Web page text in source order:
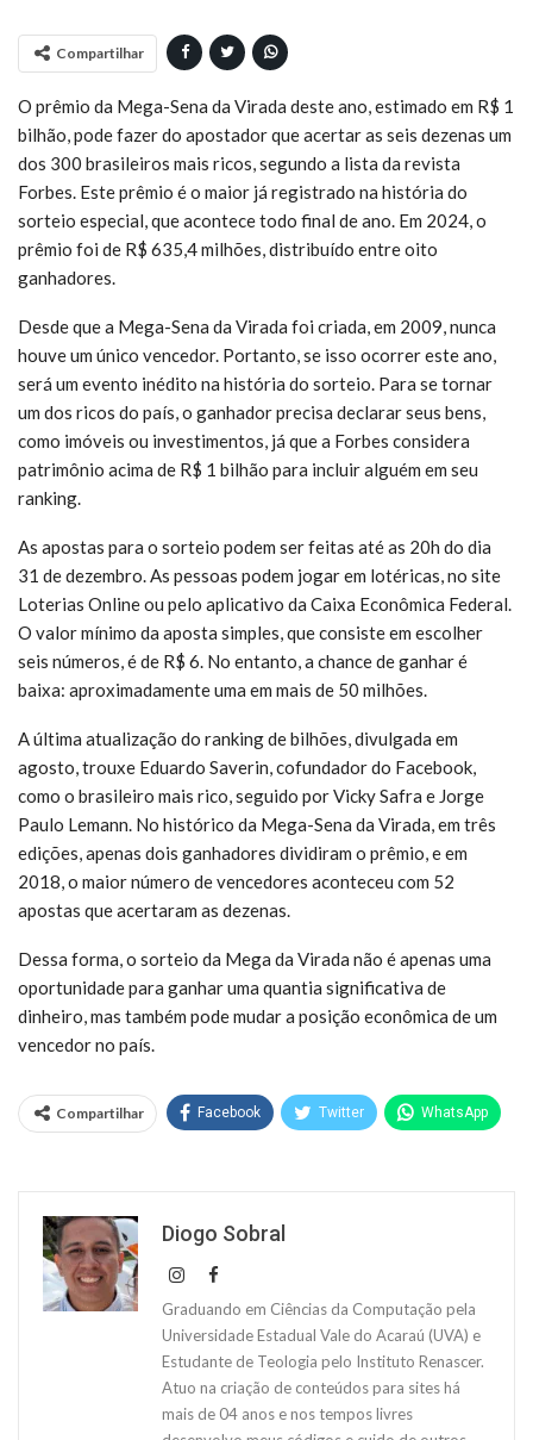
Compartilhar
O prêmio da Mega-Sena da Virada deste ano, estimado em R$ 1
bilhão, pode fazer do apostador que acertar as seis dezenas um
dos 300 brasileiros mais ricos, segundo a lista da revista
Forbes. Este prêmio é o maior já registrado na história do
sorteio especial, que acontece todo final de ano. Em 2024, o
prêmio foi de R$ 635,4 milhões, distribuído entre oito
ganhadores.
Desde que a Mega-Sena da Virada foi criada, em 2009, nunca
houve um único vencedor. Portanto, se isso ocorrer este ano,
será um evento inédito na história do sorteio. Para se tornar
um dos ricos do país, o ganhador precisa declarar seus bens,
como imóveis ou investimentos, já que a Forbes considera
patrimônio acima de R$ 1 bilhão para incluir alguém em seu
ranking.
As apostas para o sorteio podem ser feitas até as 20h do dia
31 de dezembro. As pessoas podem jogar em lotéricas, no site
Loterias Online ou pelo aplicativo da Caixa Econômica Federal.
O valor mínimo da aposta simples, que consiste em escolher
seis números, é de R$ 6. No entanto, a chance de ganhar é
baixa: aproximadamente uma em mais de 50 milhões.
A última atualização do ranking de bilhões, divulgada em
agosto, trouxe Eduardo Saverin, cofundador do Facebook,
como o brasileiro mais rico, seguido por Vicky Safra e Jorge
Paulo Lemann. No histórico da Mega-Sena da Virada, em três
edições, apenas dois ganhadores dividiram o prêmio, e em
2018, o maior número de vencedores aconteceu com 52
apostas que acertaram as dezenas.
Dessa forma, o sorteio da Mega da Virada não é apenas uma
oportunidade para ganhar uma quantia significativa de
dinheiro, mas também pode mudar a posição econômica de um
vencedor no país.
Compartilhar Facebook Twitter WhatsApp
Diogo Sobral
Graduando em Ciências da Computação pela
Universidade Estadual Vale do Acaraú (UVA) e
Estudante de Teologia pelo Instituto Renascer.
Atuo na criação de conteúdos para sites há
mais de 04 anos e nos tempos livres